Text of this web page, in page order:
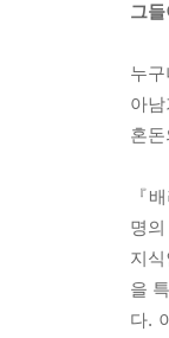
그
누
아
혼
『
명
지
을
다.